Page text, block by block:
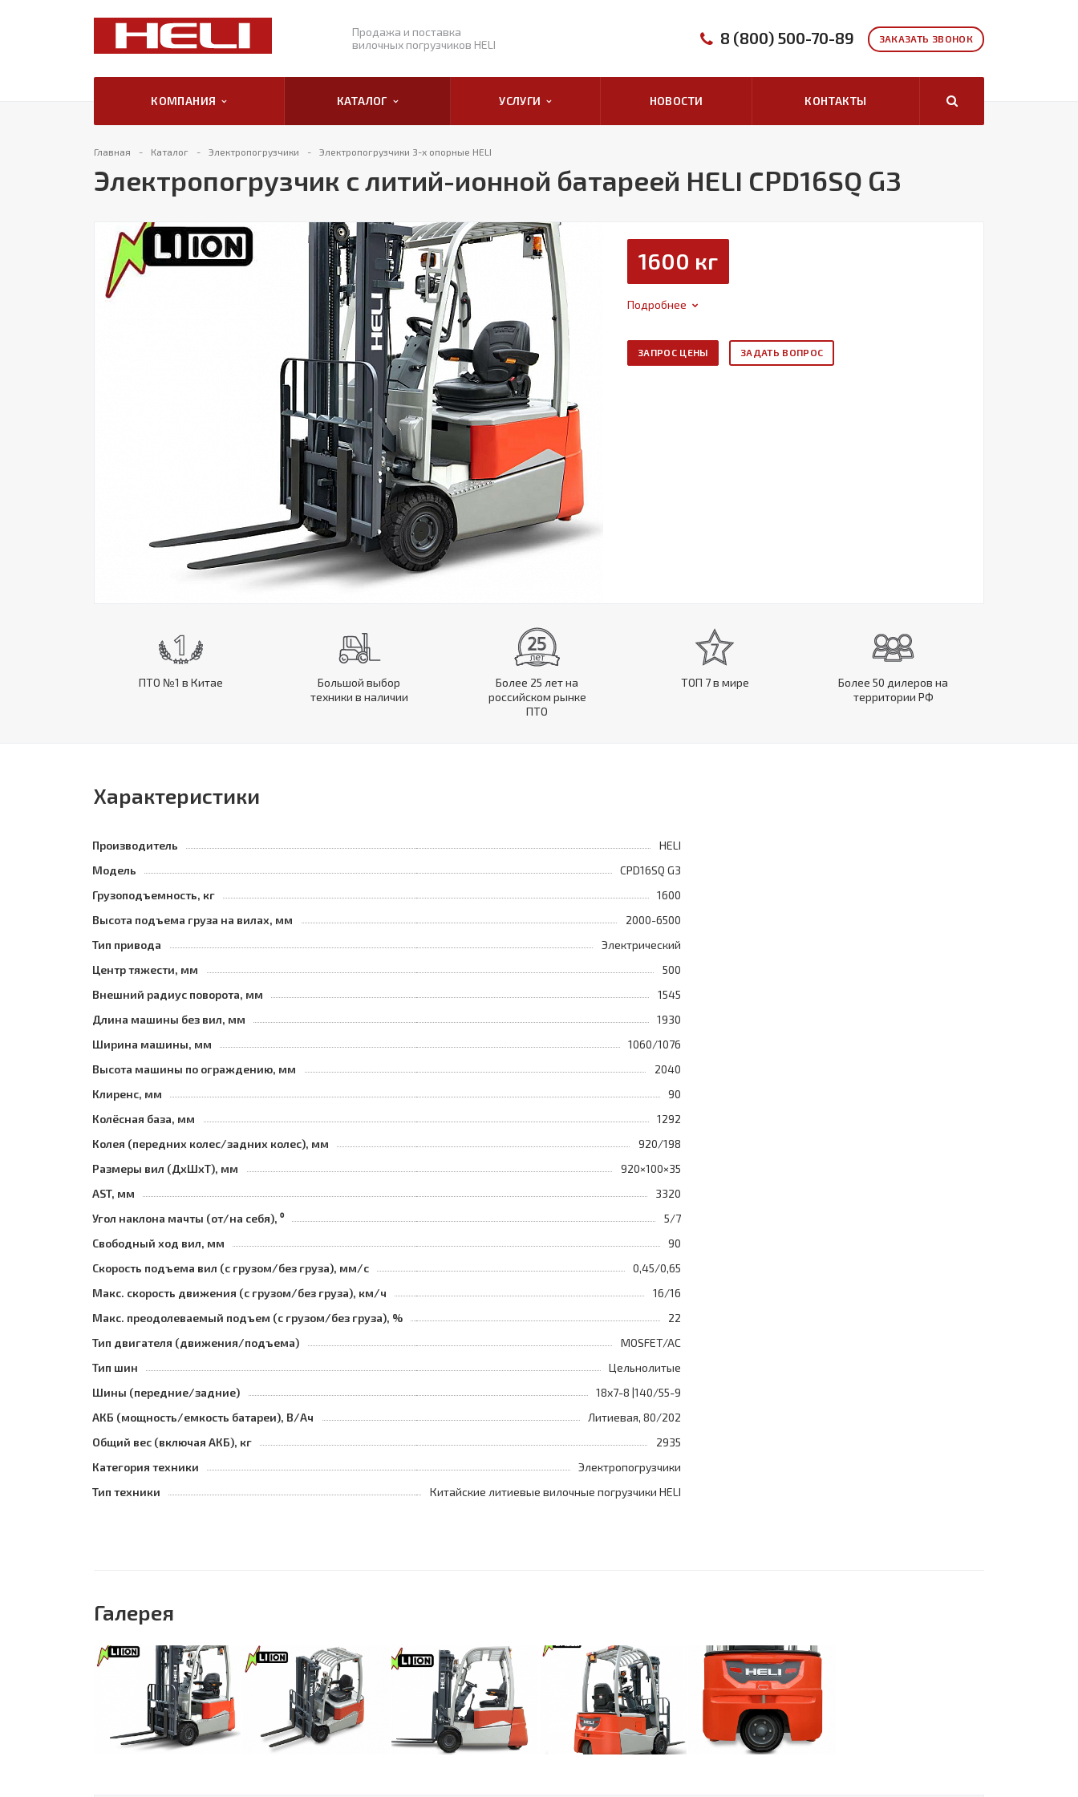
Продажа и поставка
вилочных погрузчиков HELI
ЗАКАЗАТЬ ЗВОНОК
8 (800) 500-70-89
КОМПАНИЯ КАТАЛОГ УСЛУГИ НОВОСТИ КОНТАКТЫ
Главная Каталог Электропогрузчики Электропогрузчики 3-х опорные HELI
Электропогрузчик с литий-ионной батареей HELI CPD16SQ G3
1600 кг
Подробнее
ЗАПРОС ЦЕНЫ ЗАДАТЬ ВОПРОС
ПТО №1 в Китае
Большой выбор
техники в наличии
Более 25 лет на
российском рынке
ПТО
ТОП 7 в мире
Более 50 дилеров на
территории РФ
Характеристики
Производитель
HELI
Модель
CPD16SQ G3
Грузоподъемность, кг
1600
Высота подъема груза на вилах, мм
2000-6500
Тип привода
Электрический
Центр тяжести, мм
500
Внешний радиус поворота, мм
1545
Длина машины без вил, мм
1930
Ширина машины, мм
1060/1076
Высота машины по ограждению, мм
2040
Клиренс, мм
90
Колёсная база, мм
1292
Колея (передних колес/задних колес), мм
920/198
Размеры вил (ДхШхТ), мм
920×100×35
AST, мм
3320
Угол наклона мачты (от/на себя), ⁰
5/7
Свободный ход вил, мм
90
Скорость подъема вил (с грузом/без груза), мм/с
0,45/0,65
Макс. скорость движения (с грузом/без груза), км/ч
16/16
Макс. преодолеваемый подъем (с грузом/без груза), %
22
Тип двигателя (движения/подъема)
MOSFET/AC
Тип шин
Цельнолитые
Шины (передние/задние)
18x7-8 |140/55-9
АКБ (мощность/емкость батареи), В/Ач
Литиевая, 80/202
Общий вес (включая АКБ), кг
2935
Категория техники
Электропогрузчики
Тип техники
Китайские литиевые вилочные погрузчики HELI
Галерея